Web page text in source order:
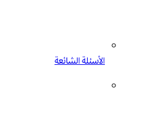
الأسئلة الشائعة